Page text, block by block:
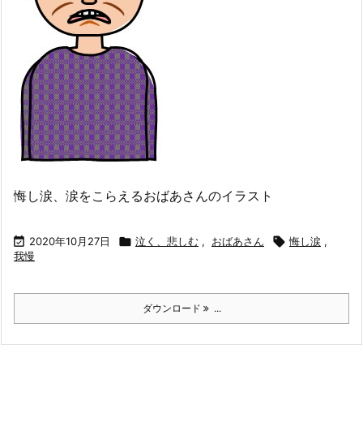
悔し涙、涙をこらえるおばあさんのイラスト
 2020年10月27日  泣く、悲しむ , おばあさん  悔し涙 ,
我慢
ダウンロード ...